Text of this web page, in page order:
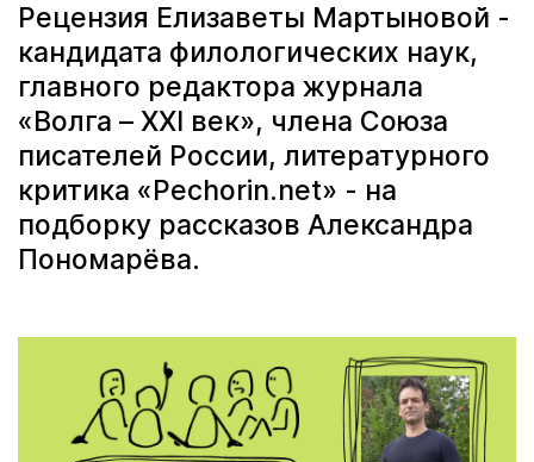
Рецензия Елизаветы Мартыновой -
кандидата филологических наук,
главного редактора журнала
«Волга – ХХI век», члена Союза
писателей России, литературного
критика «Pechorin.net» - на
подборку рассказов Александра
Пономарёва.